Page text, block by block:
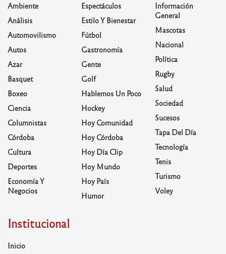
Ambiente
Análisis
Automovilismo
Autos
Azar
Basquet
Boxeo
Ciencia
Columnistas
Córdoba
Cultura
Deportes
Economía Y
Negocios
Espectáculos
Estilo Y Bienestar
Fútbol
Gastronomía
Gente
Golf
Hablemos Un Poco
Hockey
Hoy Comunidad
Hoy Córdoba
Hoy Día Clip
Hoy Mundo
Hoy País
Humor
Información
General
Mascotas
Nacional
Política
Rugby
Salud
Sociedad
Sucesos
Tapa Del Día
Tecnología
Tenis
Turismo
Voley
Institucional
Inicio